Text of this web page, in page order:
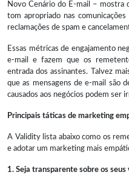
Novo Cenário do E-mail – mostra
tom apropriado nas
reclamações de spam e
Essas métricas de engajamento
e-mail e fazem que os
entrada dos assinantes. Talvez
que as mensagens de e-mail são
causados aos negócios podem ser
Principais táticas de marketing
A Validity lista abaixo como os
e adotar um marketing mais
1. Seja transparente sobre os seus